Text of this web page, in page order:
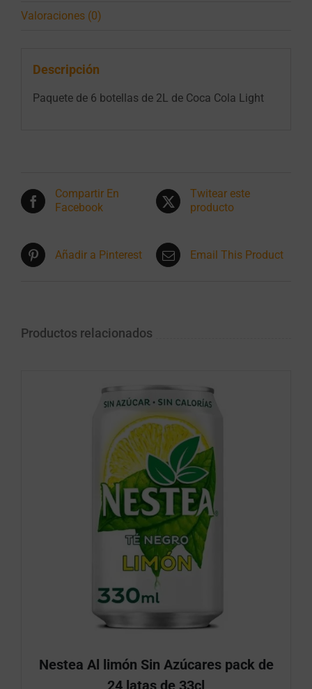
Valoraciones (0)
Descripción
Paquete de 6 botellas de 2L de Coca Cola Light
Compartir En
Facebook
Twitear este
producto
Añadir a Pinterest Email This Product
Productos relacionados
Nestea Al limón Sin Azúcares pack de
24 latas de 33cl